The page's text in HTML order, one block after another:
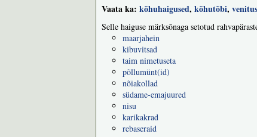
Vaata ka: kõhuhaigused, kõhutõbi, venitus
Selle haiguse märksõnaga setotud
maarjahein
kibuvitsad
taim nimetuseta
põllumünt(id)
nõiakollad
südame-emajuured
nisu
karikakrad
rebaseraid